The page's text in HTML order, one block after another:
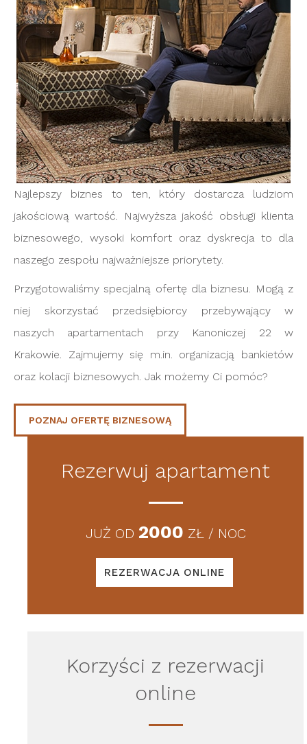
Najlepszy biznes to ten, który dostarcza ludziom
jakościową wartość. Najwyższa jakość obsługi klienta
biznesowego, wysoki komfort oraz dyskrecja to dla
naszego zespołu najważniejsze priorytety.
Przygotowaliśmy specjalną ofertę dla biznesu. Mogą z
niej skorzystać przedsiębiorcy przebywający w
naszych apartamentach przy Kanoniczej 22 w
Krakowie. Zajmujemy się m.in. organizacją bankietów
oraz kolacji biznesowych. Jak możemy Ci pomóc?
POZNAJ OFERTĘ BIZNESOWĄ
Rezerwuj apartament
JUŻ OD 2000 ZŁ / NOC
REZERWACJA ONLINE
Korzyści z rezerwacji
online